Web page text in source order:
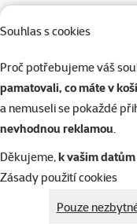
Souhlas s cookies
Proč potřebujeme váš
pamatovali, co máte v
a nemuseli se pokaždé
nevhodnou reklamou.
Děkujeme,k vašim
Zásady použití cookies
Pouze